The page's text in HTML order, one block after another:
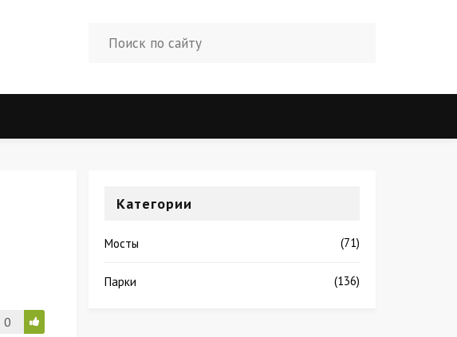
0
Категории
Мосты (71)
Парки (136)